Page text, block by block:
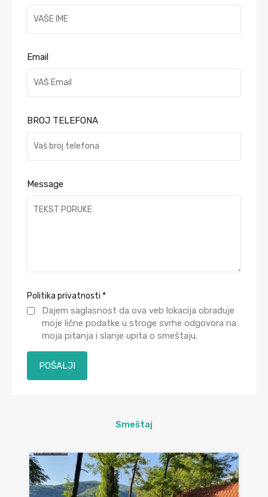
Email
BROJ TELEFONA
Message
Politika privatnosti *
Dajem saglasnost da ova veb lokacija obrađuje
moje lične podatke u stroge svrhe odgovora na
moja pitanja i slanje upita o smeštaju.
Smeštaj